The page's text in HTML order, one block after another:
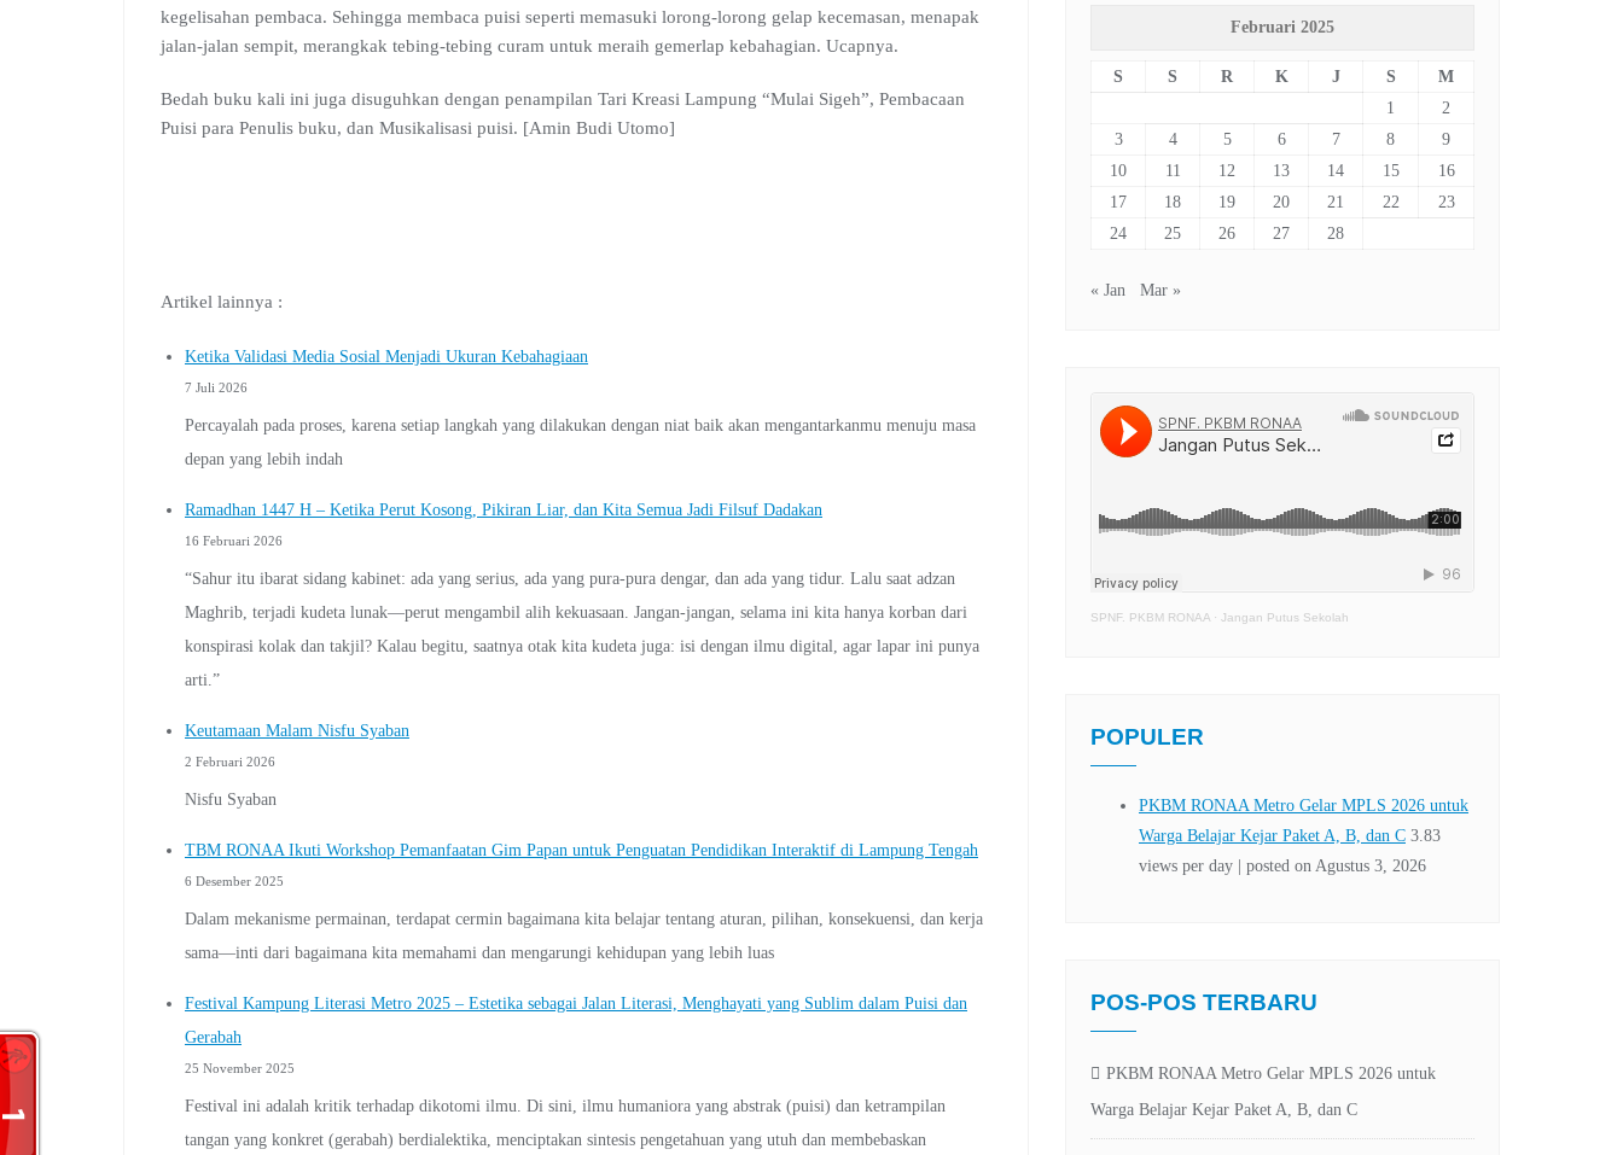
kegelisahan pembaca. Sehingga membaca puisi seperti memasuki lorong-lorong gelap kecemasan, menapak
jalan-jalan sempit, merangkak tebing-tebing curam untuk meraih gemerlap kebahagian. Ucapnya.
Bedah buku kali ini juga disuguhkan dengan penampilan Tari Kreasi Lampung “Mulai Sigeh”, Pembacaan
Puisi para Penulis buku, dan Musikalisasi puisi. [Amin Budi Utomo]
Artikel lainnya :
Ketika Validasi Media Sosial Menjadi Ukuran Kebahagiaan
7 Juli 2026
Percayalah pada proses, karena setiap langkah yang dilakukan dengan niat baik akan mengantarkanmu menuju masa
depan yang lebih indah
Ramadhan 1447 H – Ketika Perut Kosong, Pikiran Liar, dan Kita Semua Jadi Filsuf Dadakan
16 Februari 2026
“Sahur itu ibarat sidang kabinet: ada yang serius, ada yang pura-pura dengar, dan ada yang tidur. Lalu saat adzan
Maghrib, terjadi kudeta lunak—perut mengambil alih kekuasaan. Jangan-jangan, selama ini kita hanya korban dari
konspirasi kolak dan takjil? Kalau begitu, saatnya otak kita kudeta juga: isi dengan ilmu digital, agar lapar ini punya
arti.”
Keutamaan Malam Nisfu Syaban
2 Februari 2026
Nisfu Syaban
TBM RONAA Ikuti Workshop Pemanfaatan Gim Papan untuk Penguatan Pendidikan Interaktif di Lampung Tengah
6 Desember 2025
Dalam mekanisme permainan, terdapat cermin bagaimana kita belajar tentang aturan, pilihan, konsekuensi, dan kerja
sama—inti dari bagaimana kita memahami dan mengarungi kehidupan yang lebih luas
Festival Kampung Literasi Metro 2025 – Estetika sebagai Jalan Literasi, Menghayati yang Sublim dalam Puisi dan
Gerabah
25 November 2025
Festival ini adalah kritik terhadap dikotomi ilmu. Di sini, ilmu humaniora yang abstrak (puisi) dan ketrampilan
tangan yang konkret (gerabah) berdialektika, menciptakan sintesis pengetahuan yang utuh dan membebaskan
Februari 2025
S S R K J S
M
1
2
3
4 5 6 7 8
9
10
11 12 13 14 15
16
17
18 19 20 21 22
23
24
25 26 27 28
« Jan Mar »
SPNF. PKBM RONAA · Jangan Putus Sekolah
POPULER
POS-POS TERBARU
PKBM RONAA Metro Gelar MPLS 2026 untuk
Warga Belajar Kejar Paket A, B, dan C